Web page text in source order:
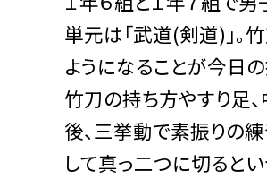
単元は「武道(剣道)」。
ようになることが今日
竹刀の持ち方やすり足
後、三挙動で素振りの
して真っ二つに切ると